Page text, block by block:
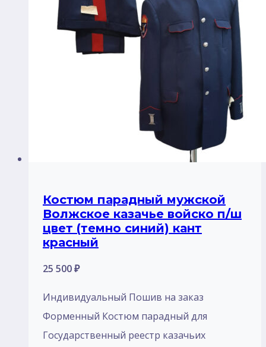
Костюм парадный мужской
Волжское казачье войско п/ш
цвет (темно синий) кант
красный
25 500₽
Индивидуальный Пошив на заказ
Форменный Костюм парадный для
Государственный реестр казачьих